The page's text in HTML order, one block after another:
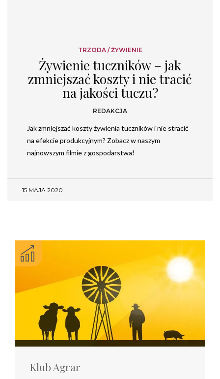
TRZODA/ŻYWIENIE
Żywienie tuczników – jak
zmniejszać koszty i nie tracić
na jakości tuczu?
REDAKCJA
Jak zmniejszać koszty żywienia tuczników i nie stracić
na efekcie produkcyjnym? Zobacz w naszym
najnowszym filmie z gospodarstwa!
15 MAJA 2020
Klub Agrar